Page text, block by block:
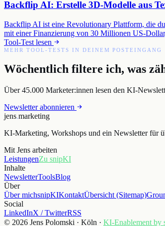
Backflip AI: Erstelle 3D-Modelle aus
Backflip AI ist eine Revolutionary Plattform, die
mit einer Finanzierung von 30 Millionen US-
Tool-Test lesen
MEHR TOOL-TESTS IN DEINEM POSTEINGANG
Wöchentlich filtere ich, was
Über 45.000 Marketer:innen lesen den KI-
Newsletter abonnieren
jens.marketing
KI-Marketing, Workshops und ein Newsletter für
Mit Jens arbeiten
LeistungenZu snipKI
Inhalte
NewsletterToolsBlog
Über
Über michsnipKIKontaktÜbersicht (Sitemap)
Social
LinkedInX / TwitterRSS
© 2026 Jens Polomski · Köln · KI-Enablement by